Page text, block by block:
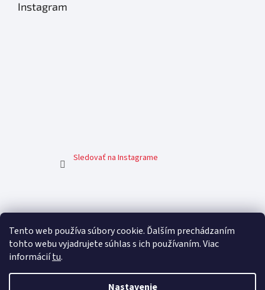
Tento web používa súbory cookie. Ďalším prechádzaním
tohto webu vyjadrujete súhlas s ich používaním. Viac
informáciítu.
Nastavenie
Instagram
Sledovať na Instagrame
Facebook